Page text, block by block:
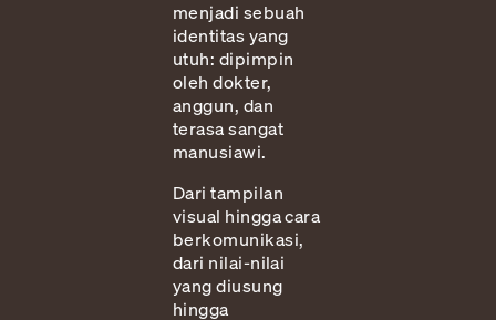
menjadi sebuah
identitas yang
utuh: dipimpin
oleh dokter,
anggun, dan
terasa sangat
manusiawi.
Dari tampilan
visual hingga cara
berkomunikasi,
dari nilai-nilai
yang diusung
hingga